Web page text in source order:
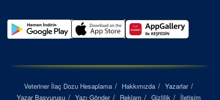
Veteriner İlaç Dozu Hesaplama Hakkımızda
Yazarlar
Yazar Başvurusu
Yazı Gönder Reklam Gizlilik İletişim